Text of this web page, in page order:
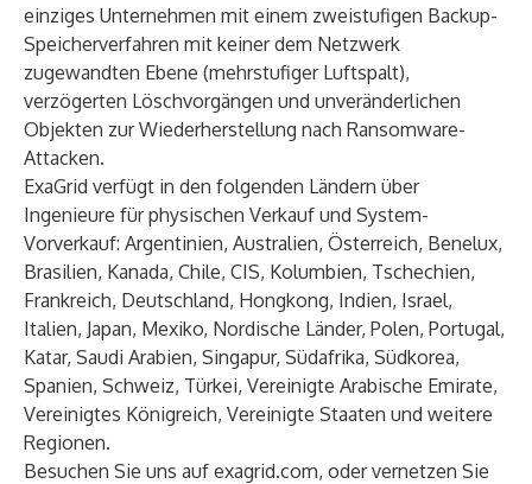
einziges Unternehmen mit einem zweistufigen Backup-
Speicherverfahren mit keiner dem Netzwerk
zugewandten Ebene (mehrstufiger Luftspalt),
verzögerten Löschvorgängen und unveränderlichen
Objekten zur Wiederherstellung nach Ransomware-
Attacken.
ExaGrid verfügt in den folgenden Ländern über
Ingenieure für physischen Verkauf und System-
Vorverkauf: Argentinien, Australien, Österreich, Benelux,
Brasilien, Kanada, Chile, CIS, Kolumbien, Tschechien,
Frankreich, Deutschland, Hongkong, Indien, Israel,
Italien, Japan, Mexiko, Nordische Länder, Polen, Portugal,
Katar, Saudi Arabien, Singapur, Südafrika, Südkorea,
Spanien, Schweiz, Türkei, Vereinigte Arabische Emirate,
Vereinigtes Königreich, Vereinigte Staaten und weitere
Regionen.
Besuchen Sie uns auf exagrid.com, oder vernetzen Sie